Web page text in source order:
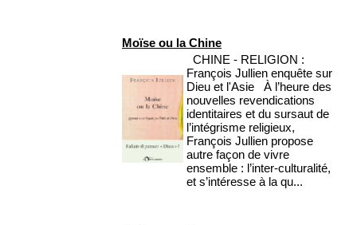
Moïse ou la Chine
CHINE - RELIGION :
François Jullien enquête sur
Dieu et l'Asie À l’heure des
nouvelles revendications
identitaires et du sursaut de
l’intégrisme religieux,
François Jullien propose
autre façon de vivre
ensemble : l’inter-culturalité,
et s’intéresse à la qu...